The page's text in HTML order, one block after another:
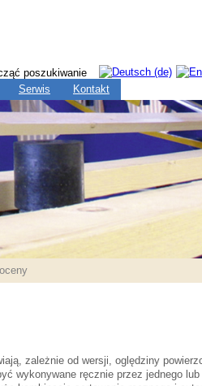
Serwis Kontakt
zależnie od wersji, oględziny
wykonywane ręcznie przez jednego